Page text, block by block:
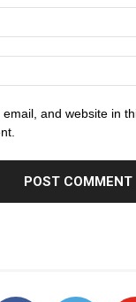
and website in